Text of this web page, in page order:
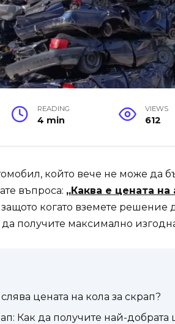
READING
4 min
VIEWS
612
който вече не може да
въпроса: „Каква е цената на
когато вземете решение
получите максимално
цената на кола за скрап?
Как да получите най-добрата